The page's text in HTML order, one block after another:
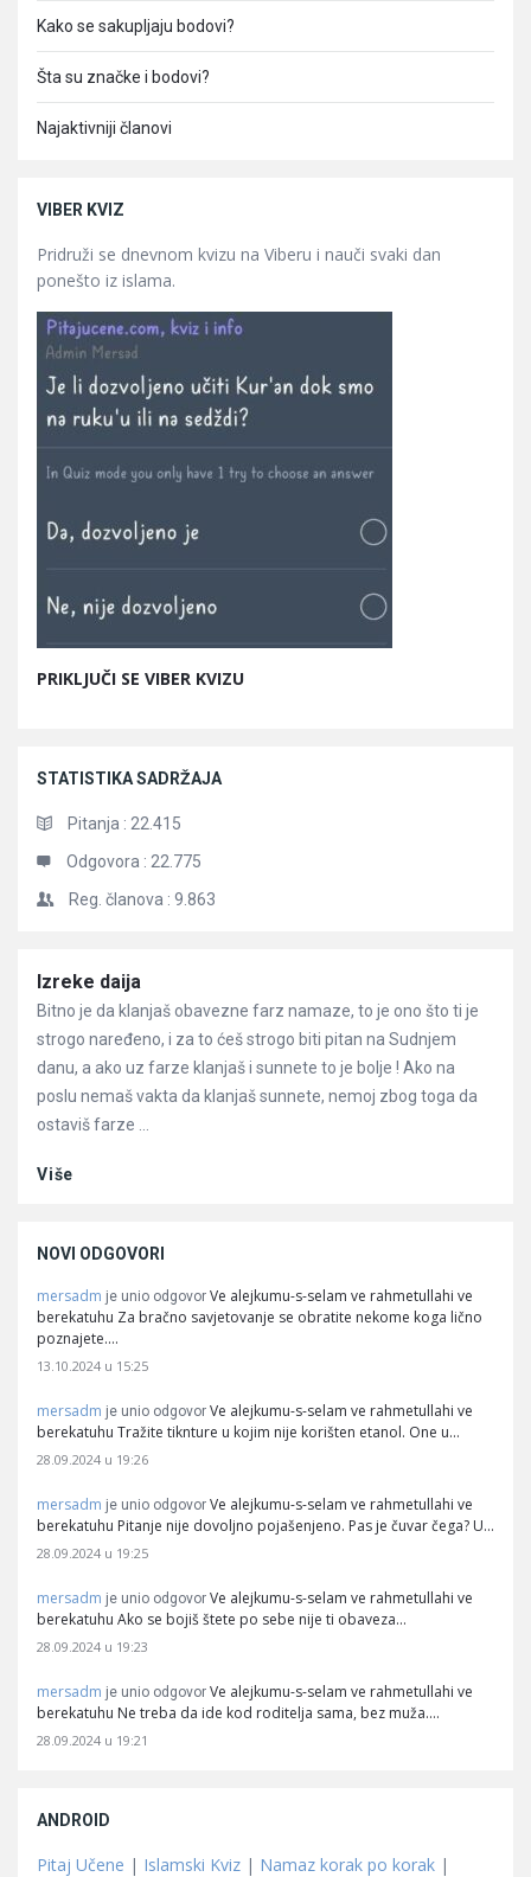
Kako se sakupljaju bodovi?
Šta su značke i bodovi?
Najaktivniji članovi
VIBER KVIZ
Pridruži se dnevnom kvizu na Viberu i nauči svaki dan
ponešto iz islama.
PRIKLJUČI SE VIBER KVIZU
STATISTIKA SADRŽAJA
Pitanja : 22.415
Odgovora : 22.775
Reg. članova : 9.863
Članci
Izreke daija
Bitno je da klanjaš obavezne farz namaze, to je ono što ti je
strogo naređeno, i za to ćeš strogo biti pitan na Sudnjem
danu, a ako uz farze klanjaš i sunnete to je bolje ! Ako na
poslu nemaš vakta da klanjaš sunnete, nemoj zbog toga da
ostaviš farze ...
Više
NOVI ODGOVORI
mersadm je unio odgovor Ve alejkumu-s-selam ve rahmetullahi ve
berekatuhu Za bračno savjetovanje se obratite nekome koga lično
poznajete.…
13.10.2024 u 15:25
mersadm je unio odgovor Ve alejkumu-s-selam ve rahmetullahi ve
berekatuhu Tražite tiknture u kojim nije korišten etanol. One u…
28.09.2024 u 19:26
mersadm je unio odgovor Ve alejkumu-s-selam ve rahmetullahi ve
berekatuhu Pitanje nije dovoljno pojašenjeno. Pas je čuvar čega? U…
28.09.2024 u 19:25
mersadm je unio odgovor Ve alejkumu-s-selam ve rahmetullahi ve
berekatuhu Ako se bojiš štete po sebe nije ti obaveza…
28.09.2024 u 19:23
mersadm je unio odgovor Ve alejkumu-s-selam ve rahmetullahi ve
berekatuhu Ne treba da ide kod roditelja sama, bez muža.…
28.09.2024 u 19:21
ANDROID
Pitaj Učene | Islamski Kviz | Namaz korak po korak |